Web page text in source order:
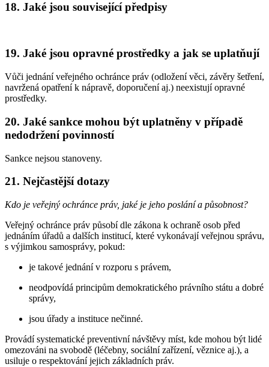
18. Jaké jsou související předpisy
19. Jaké jsou opravné prostředky a jak se uplatňují
Vůči jednání veřejného ochránce práv (odložení věci, závěry šetření,
navržená opatření k nápravě, doporučení aj.) neexistují opravné
prostředky.
20. Jaké sankce mohou být uplatněny v případě
nedodržení povinností
Sankce nejsou stanoveny.
21. Nejčastější dotazy
Kdo je veřejný ochránce práv, jaké je jeho poslání a působnost?
Veřejný ochránce práv působí dle zákona k ochraně osob před
jednáním úřadů a dalších institucí, které vykonávají veřejnou správu,
s výjimkou samosprávy, pokud:
je takové jednání v rozporu s právem,
neodpovídá principům demokratického právního státu a dobré
správy,
jsou úřady a instituce nečinné.
Provádí systematické preventivní návštěvy míst, kde mohou být lidé
omezováni na svobodě (léčebny, sociální zařízení, věznice aj.), a
usiluje o respektování jejich základních práv.